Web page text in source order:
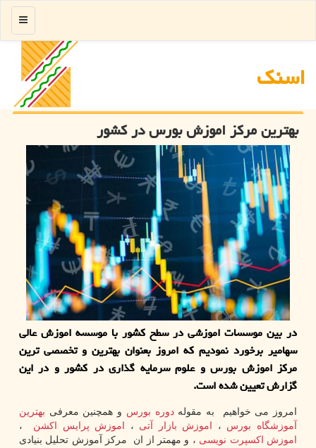
اسنك
منو
بهترین مركز اموزش بورس در كشور
در بین موسسات اموزشی در سطح كشور با موسسه اموزش عالی
سهامیر برخورد نمودیم كه امروز بعنوان بهترین و تخصصی ترین
مركز اموزش بورس و علوم سرمایه گذاری در كشور و در این
گزارش تعیین شده است.
امروز می خواهیم به مقولهدوره بورس و همچنین معرفی بهترین
آموزشگاه بورس ، اموزش بازار آتی ، اموزش پرایس اکشن ،
اموزش اکسپرت نویسی ، و مهمتر از ان مرکز آموزش تحلیل بنیادی